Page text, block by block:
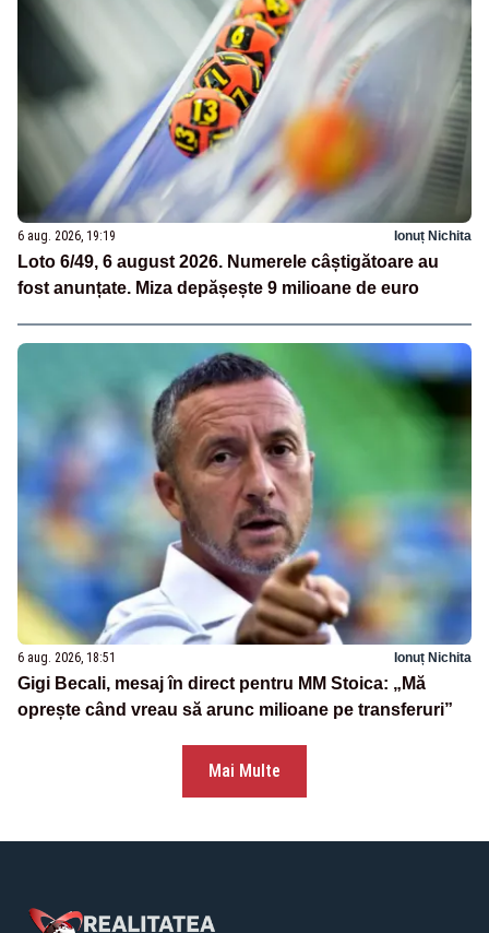
6 aug. 2026, 19:19 Ionuț Nichita
Loto 6/49, 6 august 2026. Numerele câștigătoare au
fost anunțate. Miza depășește 9 milioane de euro
6 aug. 2026, 18:51 Ionuț Nichita
Gigi Becali, mesaj în direct pentru MM Stoica: „Mă
oprește când vreau să arunc milioane pe transferuri”
Mai Multe